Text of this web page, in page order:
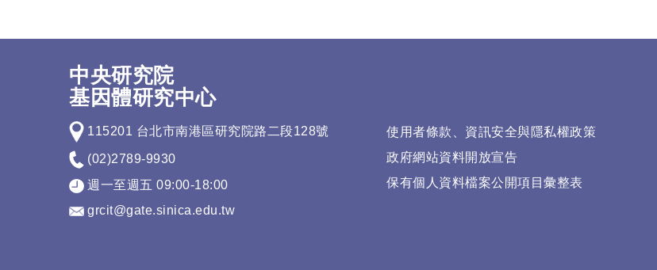
中央研究院
基因體研究中心
115201 台北市南港區研究院路二段128號
(02)2789-9930
週一至週五 09:00-18:00
grcit@gate.sinica.edu.tw
使用者條款、資訊安全與隱私權政策
政府網站資料開放宣告
保有個人資料檔案公開項目彙整表